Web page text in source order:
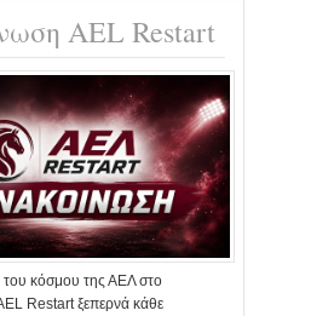
AEL Restart
κόσμου της ΑΕΛ στο
Restart ξεπερνά κάθε